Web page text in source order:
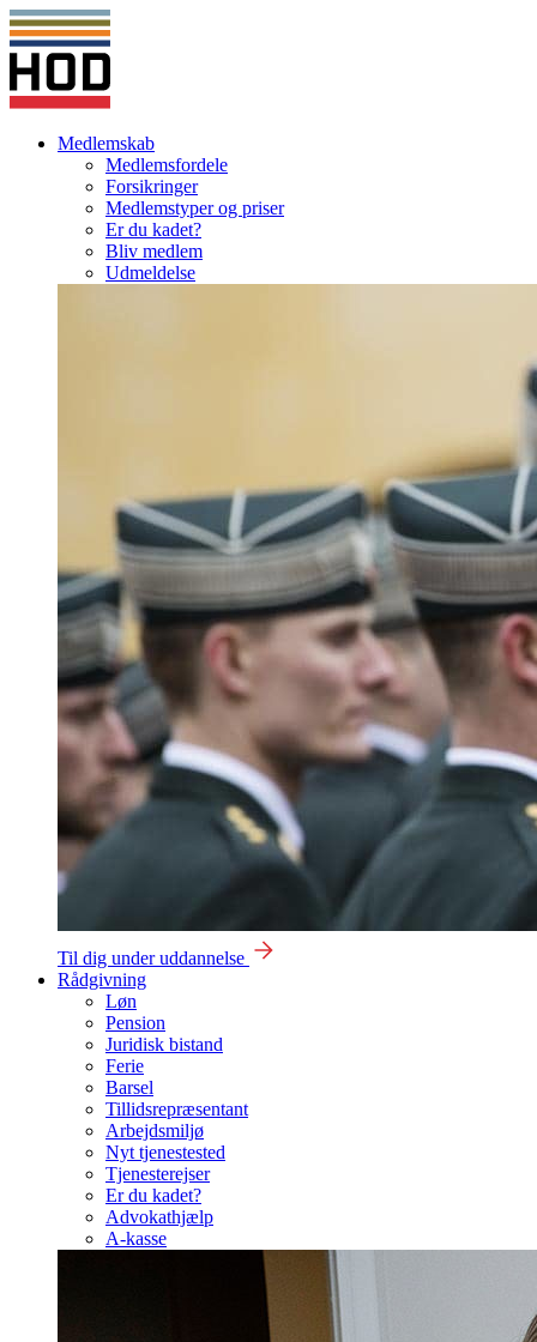
Medlemskab
Medlemsfordele
Forsikringer
Medlemstyper og priser
Er du kadet?
Bliv medlem
Udmeldelse
Til dig under uddannelse
Rådgivning
Løn
Pension
Juridisk bistand
Ferie
Barsel
Tillidsrepræsentant
Arbejdsmiljø
Nyt tjenestested
Tjenesterejser
Er du kadet?
Advokathjælp
A-kasse